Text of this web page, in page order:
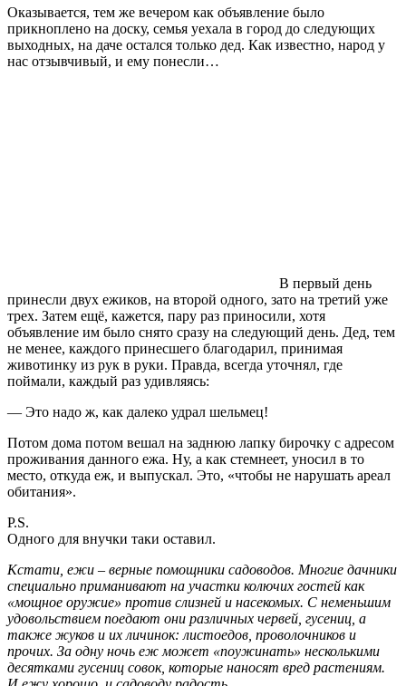
Оказывается, тем же вечером как объявление было
прикноплено на доску, семья уехала в город до следующих
выходных, на даче остался только дед. Как известно, народ у
нас отзывчивый, и ему понесли…
В первый день
принесли двух ежиков, на второй одного, зато на третий уже
трех. Затем ещё, кажется, пару раз приносили, хотя
объявление им было снято сразу на следующий день. Дед, тем
не менее, каждого принесшего благодарил, принимая
животинку из рук в руки. Правда, всегда уточнял, где
поймали, каждый раз удивляясь:
— Это надо ж, как далеко удрал шельмец!
Потом дома потом вешал на заднюю лапку бирочку с адресом
проживания данного ежа. Ну, а как стемнеет, уносил в то
место, откуда еж, и выпускал. Это, «чтобы не нарушать ареал
обитания».
P.S.
Одного для внучки таки оставил.
Кстати, ежи – верные помощники садоводов. Многие дачники
специально приманивают на участки колючих гостей как
«мощное оружие» против слизней и насекомых. С неменьшим
удовольствием поедают они различных червей, гусениц, а
также жуков и их личинок: листоедов, проволочников и
прочих. За одну ночь еж может «поужинать» несколькими
десятками гусениц совок, которые наносят вред растениям.